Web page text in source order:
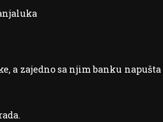
a zajedno sa njim banku